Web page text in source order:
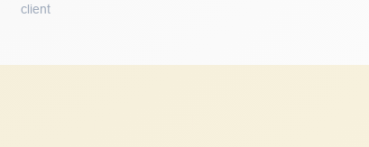
client